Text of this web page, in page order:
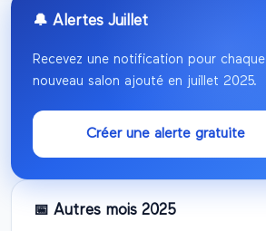
🔔 Alertes Juillet
Recevez une notification pour chaque
nouveau salon ajouté en juillet 2025.
Créer une alerte gratuite
📅 Autres mois 2025